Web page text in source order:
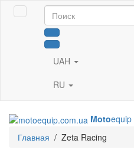
UAH
RU
Motoequip
Главная / Zeta Racing